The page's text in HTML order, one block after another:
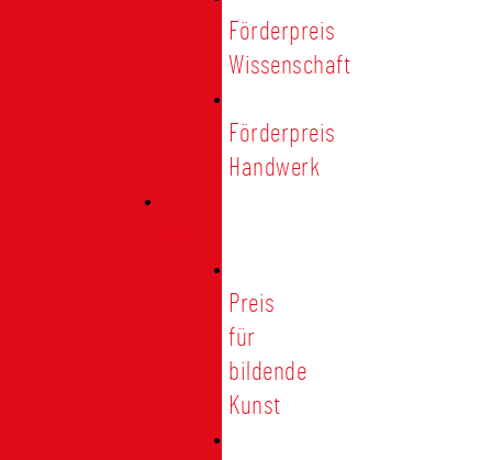
Förderpreis
Wissenschaft
Förderpreis
Handwerk
Preis
für
bildende
Kunst